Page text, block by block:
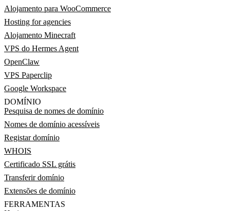
Alojamento para WooCommerce
Hosting for agencies
Alojamento Minecraft
VPS do Hermes Agent
OpenClaw
VPS Paperclip
Google Workspace
DOMÍNIO
Pesquisa de nomes de domínio
Nomes de domínio acessíveis
Registar domínio
WHOIS
Certificado SSL grátis
Transferir domínio
Extensões de domínio
FERRAMENTAS